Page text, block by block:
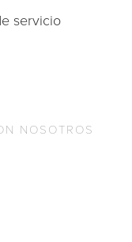
servicio
NOSOTROS